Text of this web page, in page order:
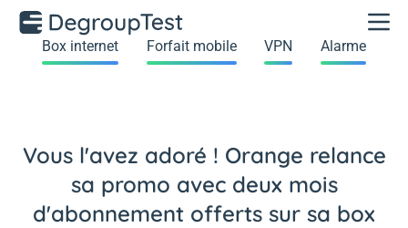
Box internet Forfait mobile VPN Alarme
Vous l'avez adoré ! Orange relance
sa promo avec deux mois
d'abonnement offerts sur sa box